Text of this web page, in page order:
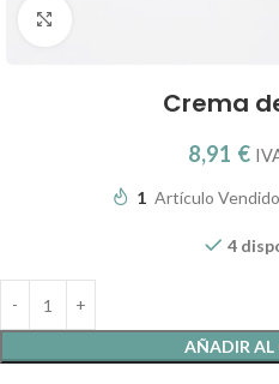
Crema
8,91 €
1 Artículo
4
AÑADIR AL